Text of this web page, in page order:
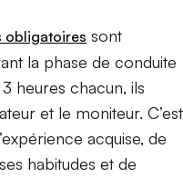
obligatoires sont
la phase de conduite
heures chacun, ils
et le moniteur. C’est
acquise, de
habitudes et de